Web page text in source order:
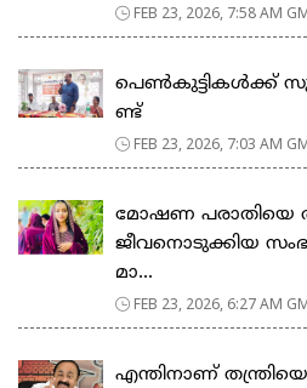
FEB 23, 2026, 7:58 AM
പെ​ൺ​കു​ട്ടി​ക​ൾ​ക്ക്
ണ്ട്
FEB 23, 2026, 7:03 AM
മോഷണ പരാതിയെ
ജീവനൊടുക്കിയ
മാ...
FEB 23, 2026, 6:27 AM
എന്തിനാണ്